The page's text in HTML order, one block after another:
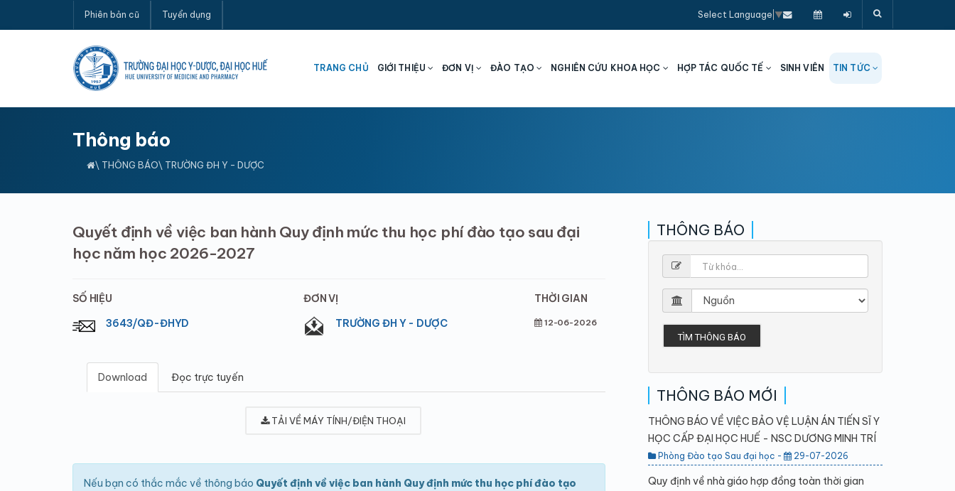
Phiên bản cũ Tuyển dụng Select Language ▼
TRANG CHỦ GIỚI THIỆU ĐƠN VỊ ĐÀO TẠO NGHIÊN CỨU KHOA HỌC HỢP TÁC QUỐC TẾ SINH VIÊN TIN TỨC
Thông báo
\ THÔNG BÁO\ TRƯỜNG ĐH Y - DƯỢC
Quyết định về việc ban hành Quy định mức thu học phí đào tạo sau đại
học năm học 2026-2027
SỐ HIỆU
3643/QĐ-ĐHYD
ĐƠN VỊ
TRƯỜNG ĐH Y - DƯỢC
THỜI GIAN
12-06-2026
Download Đọc trực tuyến
TẢI VỀ MÁY TÍNH/ĐIỆN THOẠI
Nếu bạn có thắc mắc về thông báo Quyết định về việc ban hành Quy định mức thu học phí đào tạo
THÔNG BÁO
TÌM THÔNG BÁO
THÔNG BÁO MỚI
THÔNG BÁO VỀ VIỆC BẢO VỆ LUẬN ÁN TIẾN SĨ Y
HỌC CẤP ĐẠI HỌC HUẾ - NSC DƯƠNG MINH TRÍ
Phòng Đào tạo Sau đại học - 29-07-2026
Quy định về nhà giáo hợp đồng toàn thời gian